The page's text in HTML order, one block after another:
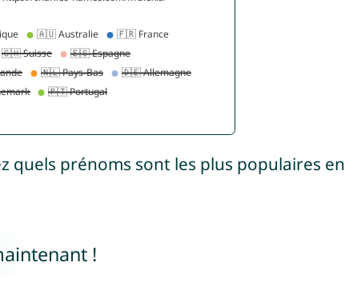
quels prénoms sont les plus populaires en
!